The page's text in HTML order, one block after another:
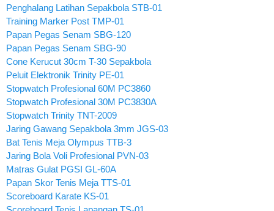
Penghalang Latihan Sepakbola STB-01
Training Marker Post TMP-01
Papan Pegas Senam SBG-120
Papan Pegas Senam SBG-90
Cone Kerucut 30cm T-30 Sepakbola
Peluit Elektronik Trinity PE-01
Stopwatch Profesional 60M PC3860
Stopwatch Profesional 30M PC3830A
Stopwatch Trinity TNT-2009
Jaring Gawang Sepakbola 3mm JGS-03
Bat Tenis Meja Olympus TTB-3
Jaring Bola Voli Profesional PVN-03
Matras Gulat PGSI GL-60A
Papan Skor Tenis Meja TTS-01
Scoreboard Karate KS-01